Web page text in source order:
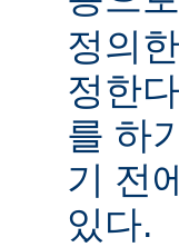
정의
정한
를 하
기 전
있다.